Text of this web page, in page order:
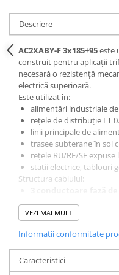
Descriere
AC2XABY-F 3x185+95este
construit pentru aplicații
necesară o rezistență
electrică superioară.
Este utilizat în:
alimentări industriale
rețele de distribuție LT
linii principale de
trasee subterane în sol
rețele RU/RE/SE
stații electrice, tablouri
Structura cablului:
1 conductor neutru de
izolațieXLPE
manta exterioarăPVC
Este un cablu masiv, rigid,
VEZI MAI MULT
Informatii conformitate
Caracteristici